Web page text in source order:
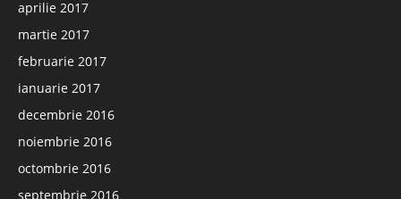
aprilie 2017
martie 2017
februarie 2017
ianuarie 2017
decembrie 2016
noiembrie 2016
octombrie 2016
septembrie 2016